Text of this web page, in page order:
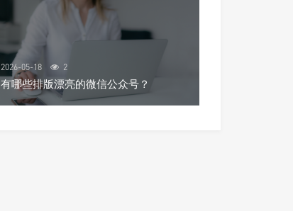
2026-05-18 2
有哪些排版漂亮的微信公众号？